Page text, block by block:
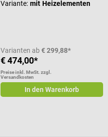
Variante:mit Heizelementen
Varianten ab € 299,88*
€ 474,00*
Preise inkl. MwSt. zzgl.
Versandkosten
In den Warenkorb